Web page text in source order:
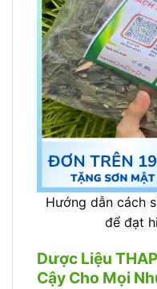
Hướng dẫn cách
để đạt
Dược Liệu
Cậy Cho Mọi